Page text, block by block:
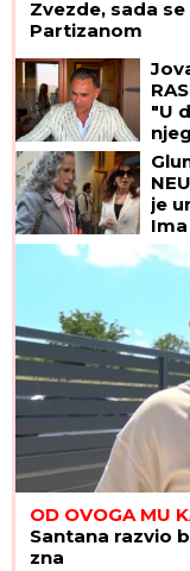
Zvezde, sada
Partizanom
"U
je
OD OVOGA MU
Santana razvio
zna